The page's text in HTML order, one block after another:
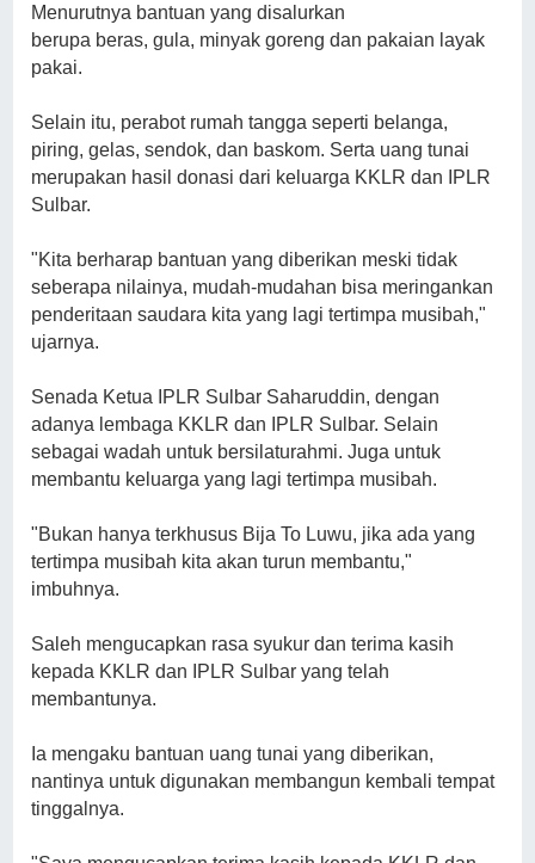
Menurutnya bantuan yang disalurkan
berupa beras, gula, minyak goreng dan pakaian layak
pakai.
Selain itu, perabot rumah tangga seperti belanga,
piring, gelas, sendok, dan baskom. Serta uang tunai
merupakan hasil donasi dari keluarga KKLR dan IPLR
Sulbar.
"Kita berharap bantuan yang diberikan meski tidak
seberapa nilainya, mudah-mudahan bisa meringankan
penderitaan saudara kita yang lagi tertimpa musibah,"
ujarnya.
Senada Ketua IPLR Sulbar Saharuddin, dengan
adanya lembaga KKLR dan IPLR Sulbar. Selain
sebagai wadah untuk bersilaturahmi. Juga untuk
membantu keluarga yang lagi tertimpa musibah.
"Bukan hanya terkhusus Bija To Luwu, jika ada yang
tertimpa musibah kita akan turun membantu,"
imbuhnya.
Saleh mengucapkan rasa syukur dan terima kasih
kepada KKLR dan IPLR Sulbar yang telah
membantunya.
Ia mengaku bantuan uang tunai yang diberikan,
nantinya untuk digunakan membangun kembali tempat
tinggalnya.